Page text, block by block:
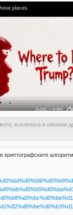
вселената и някакви